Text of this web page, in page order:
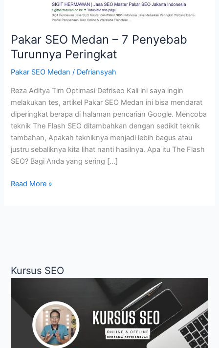
Pakar SEO Medan – 7 Penyebab
Turunnya Peringkat
Pakar SEO Medan / Defriansyah
Reza Aditya Tim Optimasi Defriseo Kali ini saya ingin
melakukan tes, artikel Pakar SEO Medan ini bisa mendarat
diperingkat berapa di halaman pencarian Google. Mencoba
teknik The Flash SEO ditambahkan dengan sedikit teknik
tambahan, Apakah tekniknya menjadi lebih bagus atau
justru sebaliknya kita lihat nanti hasilnya. Apa itu The Flash
SEO? Bagi Anda yang sering […]
Pakar
Peringkat
Read More »
Kursus SEO